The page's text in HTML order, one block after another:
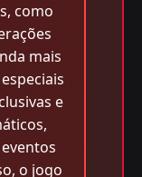
como
mais
e
o jogo